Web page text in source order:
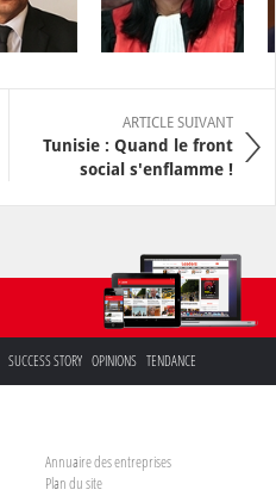
ARTICLE SUIVANT
Tunisie : Quand le front
social s'enflamme !
SUCCESS STORY OPINIONS TENDANCE
Annuaire des entreprises
Plan du site